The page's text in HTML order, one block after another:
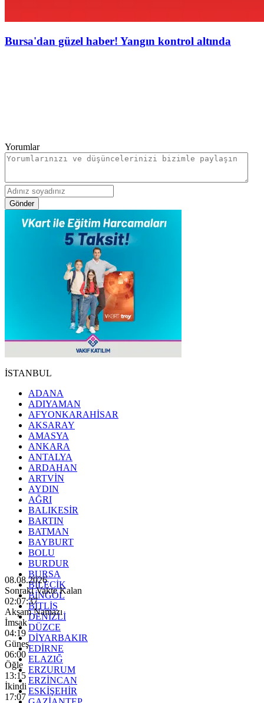
Bursa'dan güzel haber! Yangın kontrol altında
Yorumlar
Gönder
İSTANBUL
ADANA
ADIYAMAN
AFYONKARAHİSAR
AKSARAY
AMASYA
ANKARA
ANTALYA
ARDAHAN
ARTVİN
AYDIN
AĞRI
BALIKESİR
BARTIN
BATMAN
BAYBURT
BOLU
BURDUR
BURSA
BİLECİK
BİNGÖL
BİTLİS
DENİZLİ
DÜZCE
DİYARBAKIR
EDİRNE
ELAZIĞ
ERZURUM
ERZİNCAN
ESKİŞEHİR
08.08.2026
Sonraki Vakte Kalan
02:07:36
Akşam Namazı
İmsak
04:19
Güneş
06:00
Öğle
13:15
İkindi
17:07